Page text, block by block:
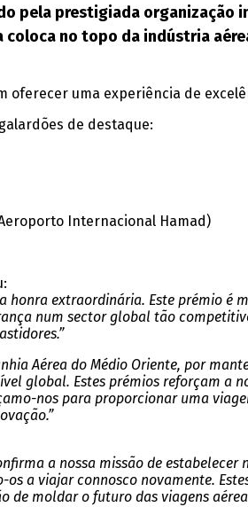
pela prestigiada organização
no topo da indústria
uma experiência de
de destaque:
Internacional Hamad)
honra extraordinária. Este prémio é
num sector global tão
Aérea do Médio Oriente, por
global. Estes prémios reforçam a
nos para proporcionar uma
a nossa missão de
a viajar connosco novamente.
de moldar o futuro das viagens